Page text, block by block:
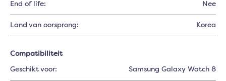
End of life: Nee
Land van oorsprong: Korea
Compatibiliteit
Geschikt voor: Samsung Galaxy Watch 8